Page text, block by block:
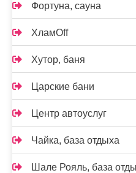
Фортуна, сауна
ХламOff
Хутор, баня
Царские бани
Центр автоуслуг
Чайка, база отдыха
Шале Рояль, база